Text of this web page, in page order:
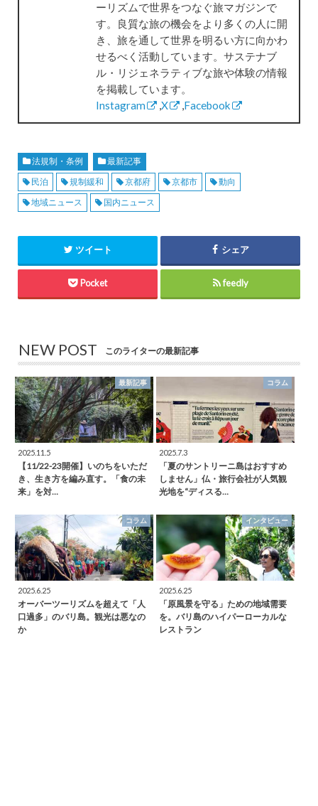
ーリズムで世界をつなぐ旅マガジンで
す。良質な旅の機会をより多くの人に開
き、旅を通して世界を明るい方に向かわ
せるべく活動しています。サステナブ
ル・リジェネラティブな旅や体験の情報
を掲載しています。
Instagram
,X ,Facebook
法規制・条例
最新記事
民泊
規制緩和 京都府 京都市
動向
地域ニュース
国内ニュース
ツイート シェア
Pocket feedly
NEW POST このライターの最新記事
最新記事
2025.11.5
【11/22-23開催】いのちをいただ
き、生き方を編み直す。「食の未
来」を対…
コラム
2025.7.3
「夏のサントリーニ島はおすすめ
しません」仏・旅行会社が人気観
光地を“ディスる…
コラム
2025.6.25
オーバーツーリズムを超えて「人
口過多」のバリ島。観光は悪なの
か
インタビュー
2025.6.25
「原風景を守る」ための地域需要
を。バリ島のハイパーローカルな
レストラン